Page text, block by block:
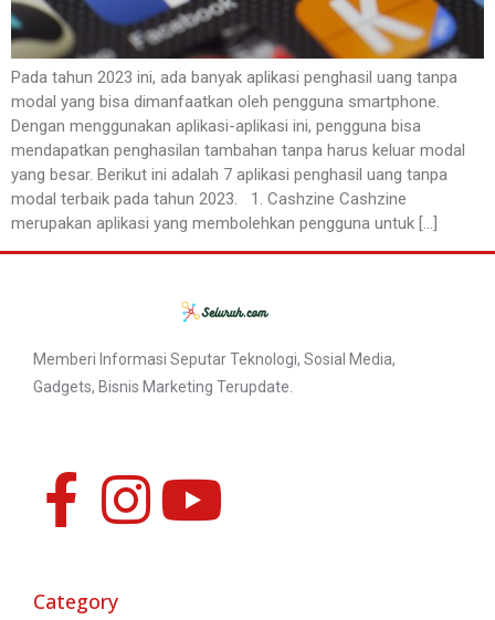
Pada tahun 2023 ini, ada banyak aplikasi penghasil uang tanpa
modal yang bisa dimanfaatkan oleh pengguna smartphone.
Dengan menggunakan aplikasi-aplikasi ini, pengguna bisa
mendapatkan penghasilan tambahan tanpa harus keluar modal
yang besar. Berikut ini adalah 7 aplikasi penghasil uang tanpa
modal terbaik pada tahun 2023. 1. Cashzine Cashzine
merupakan aplikasi yang membolehkan pengguna untuk […]
Memberi Informasi Seputar Teknologi, Sosial Media,
Gadgets, Bisnis Marketing Terupdate.
Category